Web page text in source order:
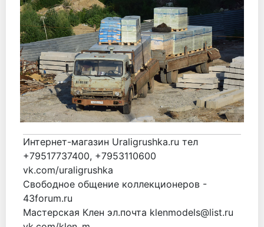
Интернет-магазин Uraligrushka.ru тел
+79517737400, +7953110600
vk.com/uraligrushka
Свободное общение коллекционеров -
43forum.ru
Мастерская Клен эл.почта klenmodels@list.ru